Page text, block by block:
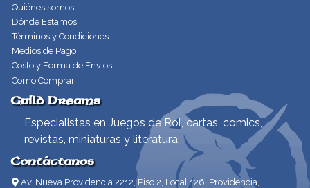
Quiénes somos
Dónde Estamos
Términos y Condiciones
Medios de Pago
Costo y Forma de Envíos
Como Comprar
Guild Dreams
Especialistas en Juegos de Rol, cartas, comics,
revistas, miniaturas y literatura.
Contáctanos
Av. Nueva Providencia 2212, Piso 2, Local 126. Providencia,